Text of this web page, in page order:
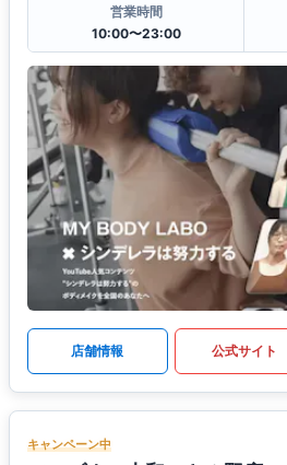
営業時間
10:00〜23:00
店舗情報 公式サイト
キャンペーン中